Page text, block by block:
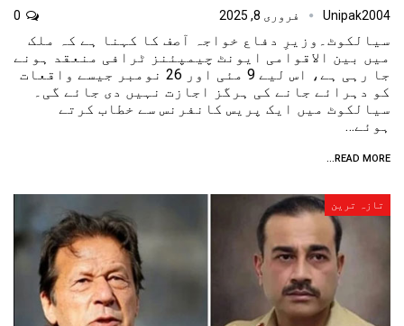
Unipak2004 فروری 8, 2025
سیالکوٹ۔وزیرِ دفاع خواجہ آصف کا کہنا ہے کہ ملک
میں بین الاقوامی ایونٹ چیمپئنز ٹرافی منعقد ہونے
جا رہی ہے، اس لیے 9 مئی اور 26 نومبر جیسے واقعات
کو دہرائے جانے کی ہرگز اجازت نہیں دی جائے گی۔
سیالکوٹ میں ایک پریس کانفرنس سے خطاب کرتے
ہوئے…
READ MORE...
تازہ ترین